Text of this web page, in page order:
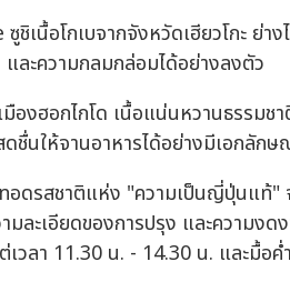
อโกเบจากจังหวัดเฮียวโกะ ย่า
ละความกลมกล่อมได้อย่างลงตัว
ฮอกไกโด เนื้อแน่นหวานธรรมช
ชื่นให้จานอาหารได้อย่างมีเอกลัก
ดรสชาติแห่ง "ความเป็นญี่ปุ่นแท้"
ะเอียดของการปรุง และความงด
วลา 11.30 น. - 14.30 น. และมื้อ